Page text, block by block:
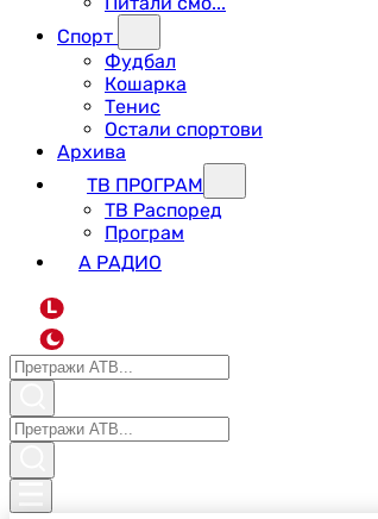
Спорт
Фудбал
Кошарка
Тенис
Остали спортови
Архива
ТВ ПРОГРАМ
ТВ Распоред
Програм
А РАДИО
L